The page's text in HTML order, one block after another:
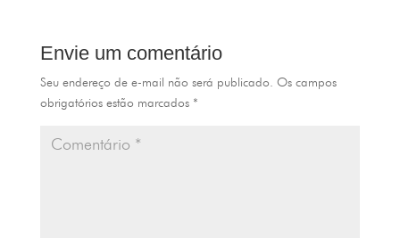
Envie um comentário
Seu endereço de e-mail não será publicado. Os campos
obrigatórios estão marcados *